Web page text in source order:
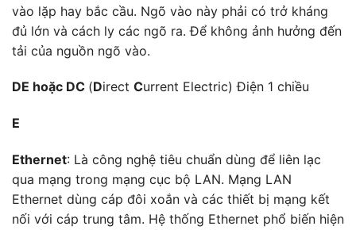
vào lặp hay bắc cầu. Ngõ vào này phải có trở kháng
đủ lớn và cách ly các ngõ ra. Để không ảnh hưởng đến
tải của nguồn ngõ vào.
DE hoặc DC (Direct Current Electric) Điện 1 chiều
E
Ethernet: Là công nghệ tiêu chuẩn dùng để liên lạc
qua mạng trong mạng cục bộ LAN. Mạng LAN
Ethernet dùng cáp đôi xoắn và các thiết bị mạng kết
nối với cáp trung tâm. Hệ thống Ethernet phổ biến hiện